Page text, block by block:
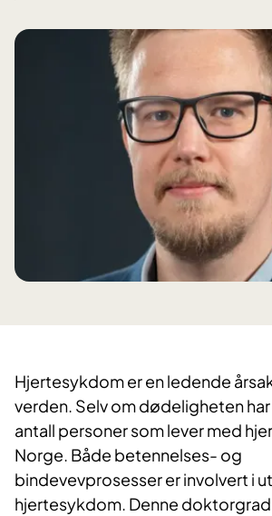
Hjertesykdom er en ledende
verden. Selv om dødeligheten
antall personer som lever med
Norge. Både betennelses- og
bindevevprosesser er involvert i
hjertesykdom. Denne